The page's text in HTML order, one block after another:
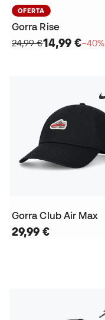
OFERTA
Gorra Rise
24,99 €14,99 €−40%
Gorra Club Air Max
29,99 €